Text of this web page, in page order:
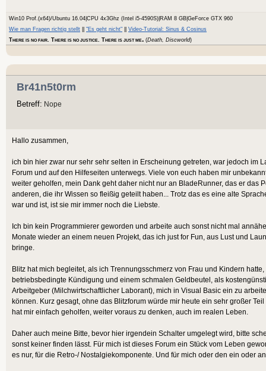
Win10 Prof.(x64)/Ubuntu 16.04|CPU 4x3Ghz (Intel i5-4590S)|RAM 8 GB|GeForce GTX 960
Wie man Fragen richtig stellt
"Es geht nicht"
Video-Tutorial: Sinus & Cosinus
THERE IS NO FAIR. THERE IS NO JUSTICE. THERE IS JUST ME. (Death, Discworld)
Br41n5t0rm
Betreff: Nope
Hallo zusammen,
ich bin hier zwar nur sehr sehr selten in Erscheinung getreten, war jedoch im
Forum und auf den Hilfeseiten unterwegs. Viele von euch haben mir
weiter geholfen, mein Dank geht daher nicht nur an BladeRunner, das er das
anderen, die ihr Wissen so fleißig geteilt haben... Trotz das es eine alte
war und ist, ist sie mir immer noch die Liebste.
Ich bin kein Programmierer geworden und arbeite auch sonst nicht mal
Monate wieder an einem neuen Projekt, das ich just for Fun, aus Lust und
bringe.
Blitz hat mich begleitet, als ich Trennungsschmerz von Frau und Kindern
betriebsbedingte Kündigung und einem schmalen Geldbeutel, als
Arbeitgeber (Milchwirtschaftlicher Laborant), mich in Visual Basic ein zu
können. Kurz gesagt, ohne das Blitzforum würde mir heute ein sehr großer
hat mir einfach geholfen, weiter voraus zu denken, auch im realen Leben.
Daher auch meine Bitte, bevor hier irgendein Schalter umgelegt wird, bitte
sonst keiner finden lässt. Für mich ist dieses Forum ein Stück vom Leben
es nur, für die Retro-/ Nostalgiekomponente. Und für mich oder den ein oder